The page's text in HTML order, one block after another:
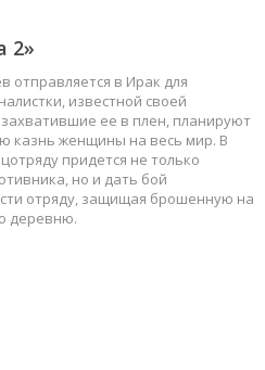
2»
отправляется в Ирак для
известной своей
ее в плен, планируют
казнь женщины на весь мир. В
придется не только
но и дать бой
отряду, защищая брошенную на
деревню.